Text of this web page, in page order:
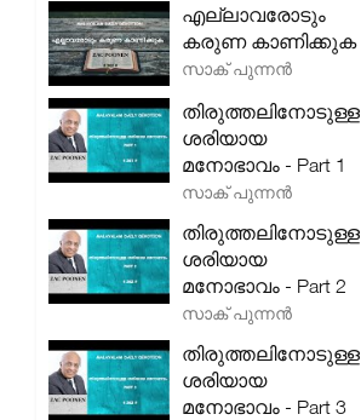
എല്ലാവരോടും
കരുണ കാണിക്കുക
സാക് പുന്നൻ
തിരുത്തലിനോടുള്ള
ശരിയായ
മനോഭാവം - Part 1
സാക് പുന്നൻ
തിരുത്തലിനോടുള്ള
ശരിയായ
മനോഭാവം - Part 2
സാക് പുന്നൻ
തിരുത്തലിനോടുള്ള
ശരിയായ
മനോഭാവം - Part 3